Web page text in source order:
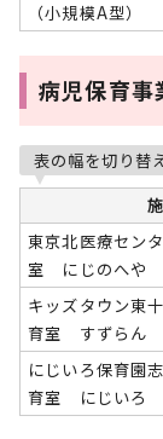
（小規模A型）
病児保育事
表の幅を切り替
東京北医療セン
室 にじのへや
キッズタウン東
育室 すずらん
にじいろ保育園
育室 にじいろ